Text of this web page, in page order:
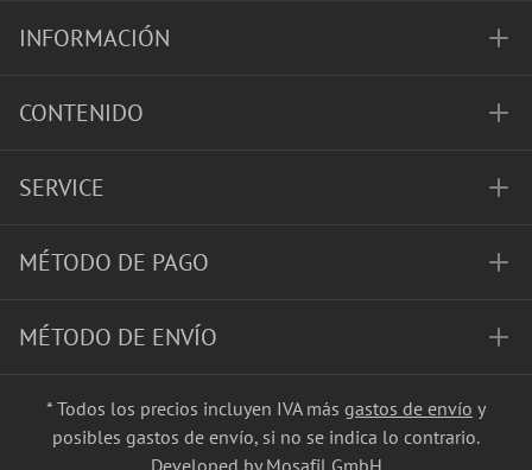
INFORMACIÓN
CONTENIDO
SERVICE
MÉTODO DE PAGO
MÉTODO DE ENVÍO
* Todos los precios incluyen IVA más gastos de envío y
posibles gastos de envío, si no se indica lo contrario.